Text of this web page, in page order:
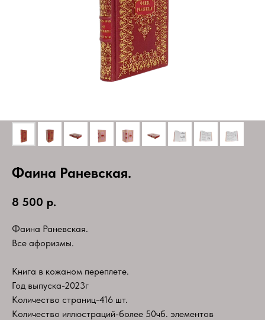
Фаина Раневская.
8 500 р.
Фаина Раневская.
Все афоризмы.
Книга в кожаном переплете.
Год выпуска-2023г
Количество страниц-416 шт.
Количество иллюстраций-более 50чб. элементов